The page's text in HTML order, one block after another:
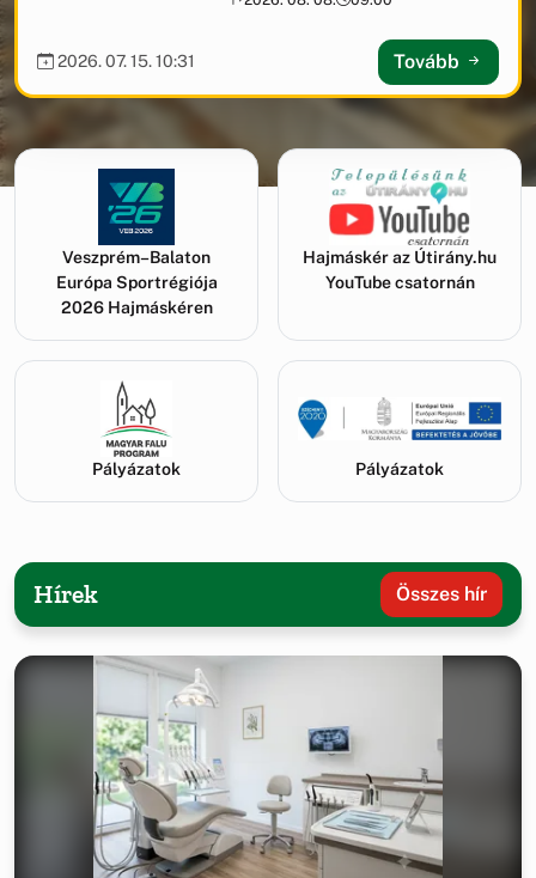
2026. 07. 15. 10:31 Tovább
Támogatási információk
Veszprém–Balaton
Európa Sportrégiója
2026 Hajmáskéren
Hajmáskér az Útirány.hu
YouTube csatornán
Pályázatok Pályázatok
Hírek Összes hír